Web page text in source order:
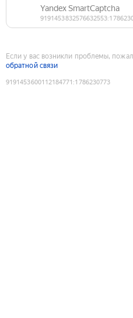
Если у вас возникли проблемы,
обратной связи
9191453600112184771 :1786230773